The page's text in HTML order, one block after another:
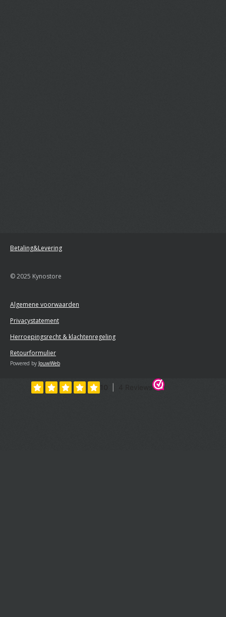
Betaling&Levering
© 2025 Kynostore
Algemene voorwaarden
Privacystatement
Herroepingsrecht & klachtenregeling
Retourformulier
Powered by JouwWeb